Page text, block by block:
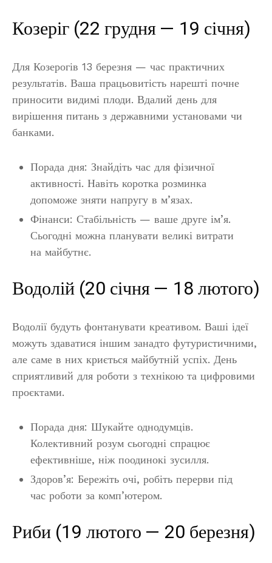
Козеріг (22 грудня — 19 січня)
Для Козерогів 13 березня — час практичних
результатів. Ваша працьовитість нарешті почне
приносити видимі плоди. Вдалий день для
вирішення питань з державними установами чи
банками.
Порада дня: Знайдіть час для фізичної
активності. Навіть коротка розминка
допоможе зняти напругу в м’язах.
Фінанси: Стабільність — ваше друге ім’я.
Сьогодні можна планувати великі витрати
на майбутнє.
Водолій (20 січня — 18 лютого)
Водолії будуть фонтанувати креативом. Ваші ідеї
можуть здаватися іншим занадто футуристичними,
але саме в них криється майбутній успіх. День
сприятливий для роботи з технікою та цифровими
проєктами.
Порада дня: Шукайте однодумців.
Колективний розум сьогодні спрацює
ефективніше, ніж поодинокі зусилля.
Здоров’я: Бережіть очі, робіть перерви під
час роботи за комп’ютером.
Риби (19 лютого — 20 березня)